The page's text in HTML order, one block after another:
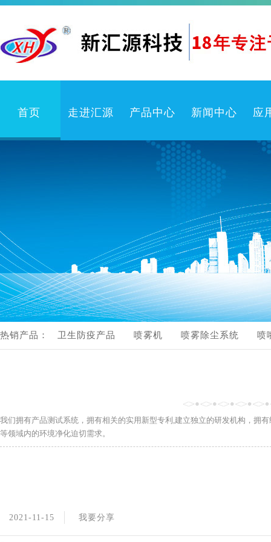
首页 走进汇源 产品中心
卫生防疫产品
喷雾机
喷枪
冲洗卷盘箱
喷雾系统
流体管路配件
产品视频展示
新闻中心
常见问题
应
热销产品： 卫生防疫产品 喷雾机 喷雾除尘系统 喷
我们拥有产品测试系统，拥有相关的实用新型专利,建立独立的研发机构，拥
等领域内的环境净化迫切需求。
2021-11-15 我要分享